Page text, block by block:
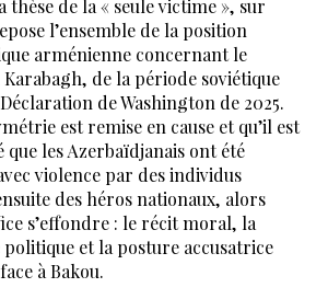
thèse de la « seule victime », sur
l’ensemble de la position
arménienne concernant le
de la période soviétique
Déclaration de Washington de 2025.
est remise en cause et qu’il est
les Azerbaïdjanais ont été
violence par des individus
des héros nationaux, alors
s’effondre : le récit moral, la
et la posture accusatrice
à Bakou.